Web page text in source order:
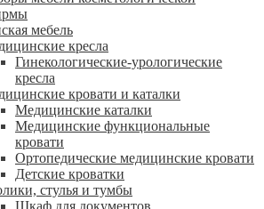
мебель
кресла
Гинекологические-урологические
кресла
кровати и каталки
Медицинские каталки
Медицинские функциональные
кровати
Ортопедические медицинские кровати
Детские кроватки
стулья и тумбы
Шкаф для документов